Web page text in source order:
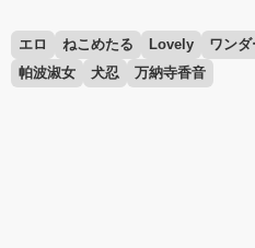
エロ ねこめたる Lovely
ワン
帕波淑女
犬忍 万納寺香音